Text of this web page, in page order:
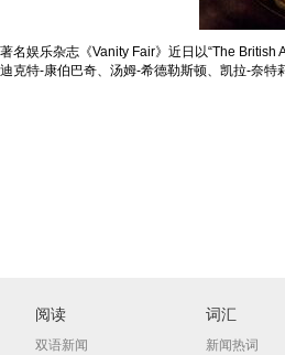
著名娱乐杂志《Vanity Fair》近日以“The
迪克特-康伯巴奇、汤姆-希德勒斯顿、凯拉-奈
阅读
双语新闻
词汇
新闻热词